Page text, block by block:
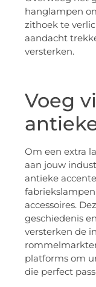
hanglampen
zithoek te
aandacht
versterken.
Voeg
Om een extra
aan jouw
antieke
accessoires.
geschiedenis
versterken de
platforms om
die perfect